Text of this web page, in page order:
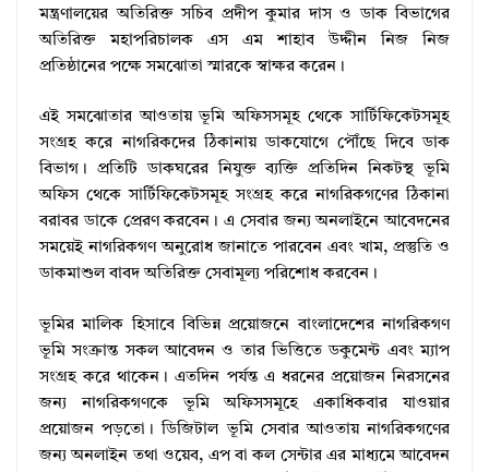
মন্ত্রণালয়ের অতিরিক্ত সচিব প্রদীপ কুমার দাস ও ডাক বিভাগের
অতিরিক্ত মহাপরিচালক এস এম শাহাব উদ্দীন নিজ নিজ
প্রতিষ্ঠানের পক্ষে সমঝোতা স্মারকে স্বাক্ষর করেন।
এই সমঝোতার আওতায় ভূমি অফিসসমূহ থেকে সার্টিফিকেটসমূহ
সংগ্রহ করে নাগরিকদের ঠিকানায় ডাকযোগে পৌঁছে দিবে ডাক
বিভাগ। প্রতিটি ডাকঘরের নিযুক্ত ব্যক্তি প্রতিদিন নিকটস্থ ভূমি
অফিস থেকে সার্টিফিকেটসমূহ সংগ্রহ করে নাগরিকগণের ঠিকানা
বরাবর ডাকে প্রেরণ করবেন। এ সেবার জন্য অনলাইনে আবেদনের
সময়েই নাগরিকগণ অনুরোধ জানাতে পারবেন এবং খাম, প্রস্তুতি ও
ডাকমাশুল বাবদ অতিরিক্ত সেবামূল্য পরিশোধ করবেন।
ভূমির মালিক হিসাবে বিভিন্ন প্রয়োজনে বাংলাদেশের নাগরিকগণ
ভূমি সংক্রান্ত সকল আবেদন ও তার ভিত্তিতে ডকুমেন্ট এবং ম্যাপ
সংগ্রহ করে থাকেন। এতদিন পর্যন্ত এ ধরনের প্রয়োজন নিরসনের
জন্য নাগরিকগণকে ভূমি অফিসসমূহে একাধিকবার যাওয়ার
প্রয়োজন পড়তো। ডিজিটাল ভূমি সেবার আওতায় নাগরিকগণের
জন্য অনলাইন তথা ওয়েব, এপ বা কল সেন্টার এর মাধ্যমে আবেদন